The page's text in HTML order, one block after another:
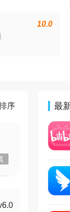
官方正
10.0
序 最